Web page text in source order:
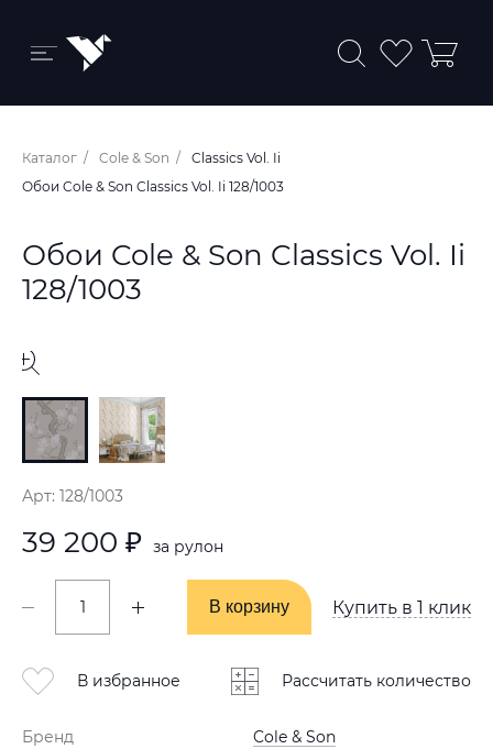
Бренды и коллекции
Ковры
Обои
Ткани
Каталог Cole & Son
Classics Vol. Ii
Обои Cole & Son Classics Vol. Ii 128/1003
Обои Cole & Son Classics Vol. Ii
128/1003
Арт: 128/1003
39 200 ₽ за рулон
В корзину
В корзину Купить в 1 клик
В избранное Рассчитать количество
Бренд
Cole & Son